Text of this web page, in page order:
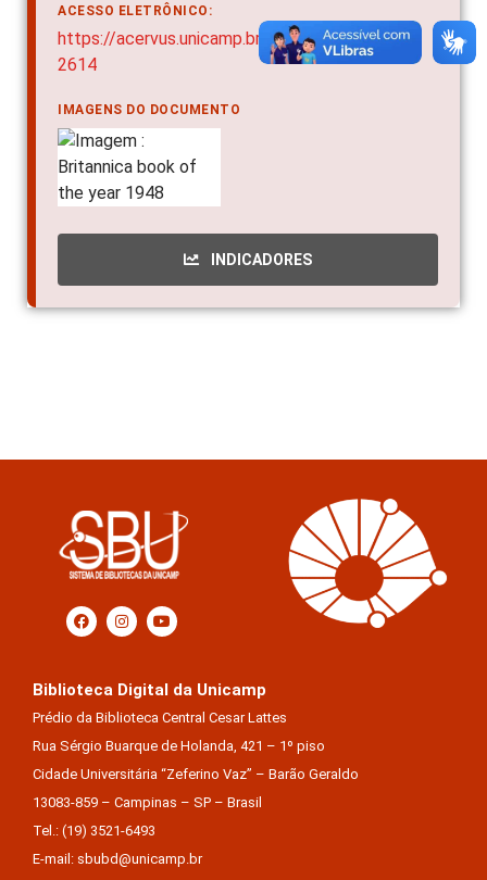
ACESSO ELETRÔNICO:
https://acervus.unicamp.br/Acervo/Detalhe/41
2614
IMAGENS DO DOCUMENTO
INDICADORES
Biblioteca Digital da Unicamp
Prédio da Biblioteca Central Cesar Lattes
Rua Sérgio Buarque de Holanda, 421 – 1º piso
Cidade Universitária “Zeferino Vaz” – Barão Geraldo
13083-859 – Campinas – SP – Brasil
Tel.: (19) 3521-6493
E-mail: sbubd@unicamp.br